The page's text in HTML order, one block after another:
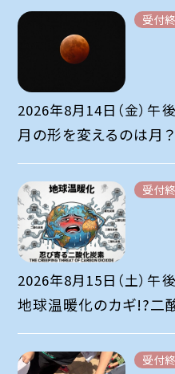
受付
2026年8月14日（金）午
月の形を変えるのは月
受付
2026年8月15日（土）午
地球温暖化のカギ!?二
受付